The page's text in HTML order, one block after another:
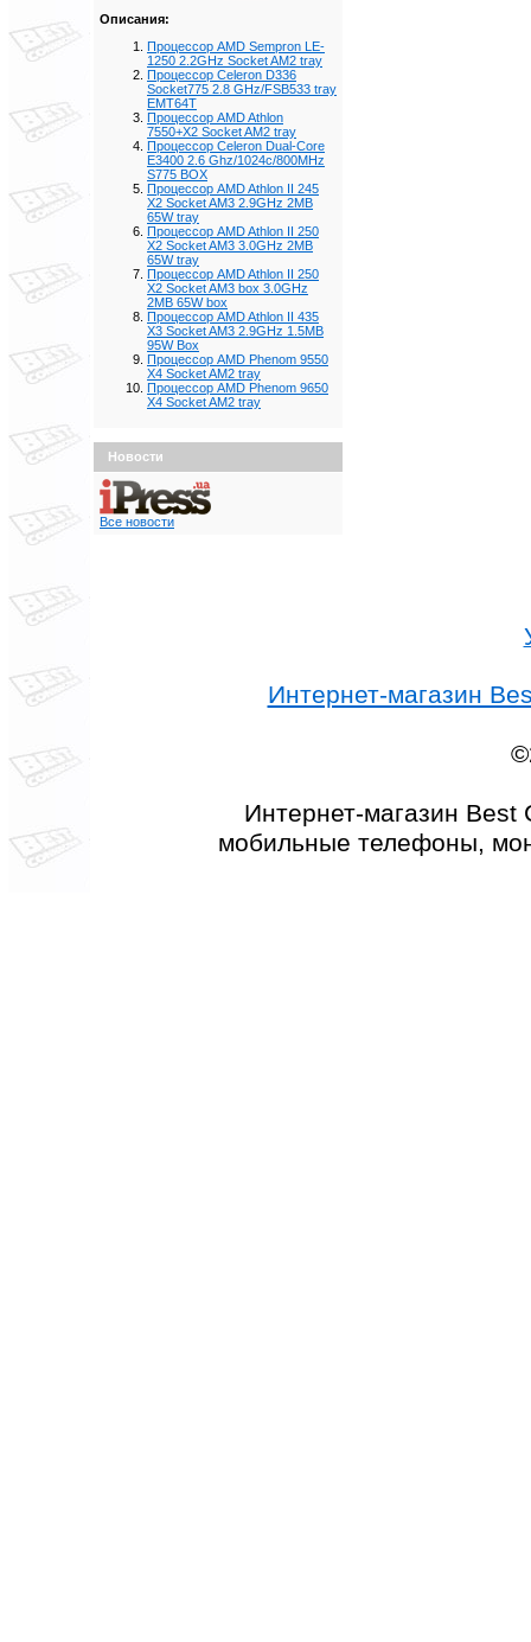
Описания:
Процессор AMD Sempron LE-
1250 2.2GHz Socket AM2 tray
Процессор Celeron D336
Socket775 2.8 GHz/FSB533 tray
EMT64T
Процессор AMD Athlon
7550+X2 Socket AM2 tray
Процессор Celeron Dual-Core
E3400 2.6 Ghz/1024с/800MHz
S775 BOX
Процессор AMD Athlon II 245
X2 Socket AM3 2.9GHz 2MB
65W tray
Процессор AMD Athlon II 250
X2 Socket AM3 3.0GHz 2MB
65W tray
Процессор AMD Athlon II 250
X2 Socket AM3 box 3.0GHz
2MB 65W box
Процессор AMD Athlon II 435
X3 Socket AM3 2.9GHz 1.5MB
95W Box
Процессор AMD Phenom 9550
X4 Socket AM2 tray
Процессор AMD Phenom 9650
X4 Socket AM2 tray
Новости
Все новости
Интернет-магазин
Интернет-магазин Best
мобильные телефоны,